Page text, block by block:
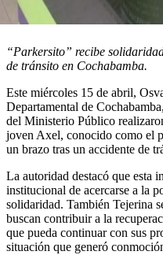
“Parkersito” recibe
de tránsito en Cochabamba.
Este miércoles 15 de abril,
Departamental de
del Ministerio Público
joven Axel, conocido como el
un brazo tras un accidente de
La autoridad destacó que esta
institucional de acercarse a la
solidaridad. También Tejerina
buscan contribuir a la
que pueda continuar con sus
situación que generó